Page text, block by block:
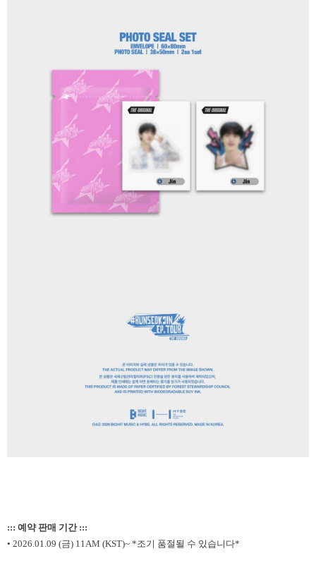
::: 예약 판매 기간 :::
• 2026.01.09 (금) 11AM (KST)~ *조기 품절될 수 있습니다*